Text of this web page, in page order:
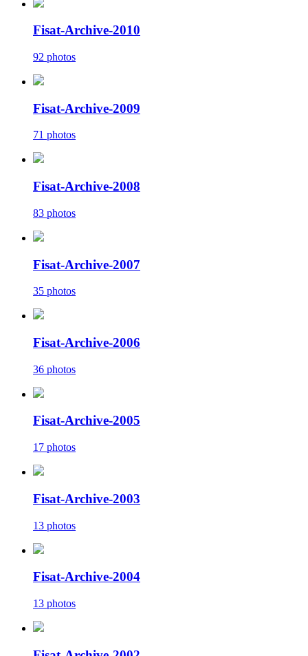
Fisat-Archive-2010
92 photos
Fisat-Archive-2009
71 photos
Fisat-Archive-2008
83 photos
Fisat-Archive-2007
35 photos
Fisat-Archive-2006
36 photos
Fisat-Archive-2005
17 photos
Fisat-Archive-2003
13 photos
Fisat-Archive-2004
13 photos